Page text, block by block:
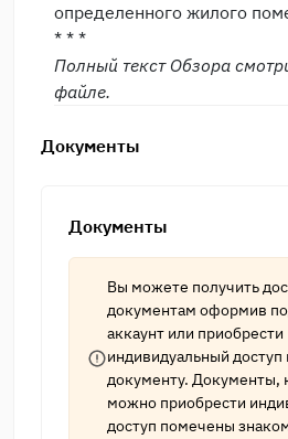
определенного жилого
* * *
Полный текст Обзора
файле.
Документы
Документы
Вы можете получить
документам оформив
аккаунт или приобрести
индивидуальный
документу. Документы,
можно приобрести
доступ помечены